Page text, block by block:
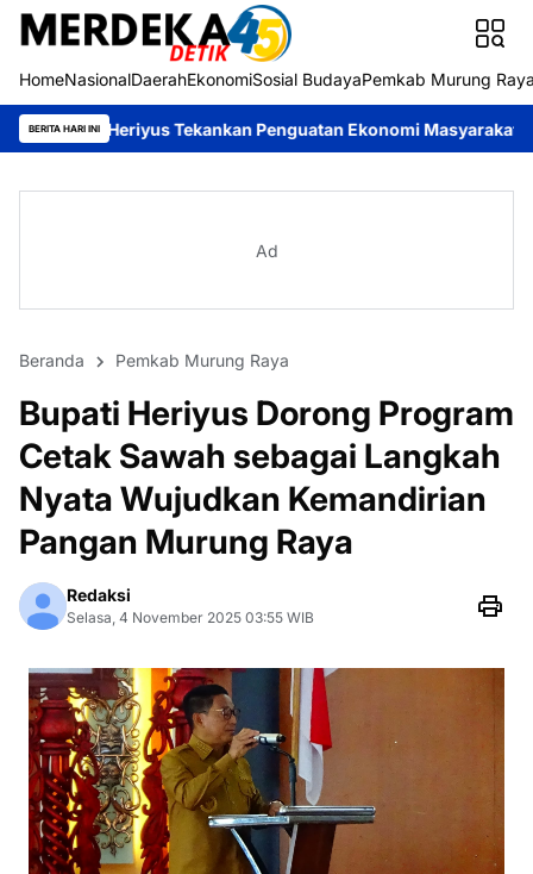
HomeNasionalDaerahEkonomiSosial BudayaPemkab Murung
BERITA HARI INI
Tekankan Penguatan Ekonomi Masyarakat Roy Chahyadi:
Ad
Beranda Pemkab Murung Raya
Bupati Heriyus Dorong Program
Cetak Sawah sebagai Langkah
Nyata Wujudkan Kemandirian
Pangan Murung Raya
Redaksi
Selasa, 4 November 2025 03:55 WIB